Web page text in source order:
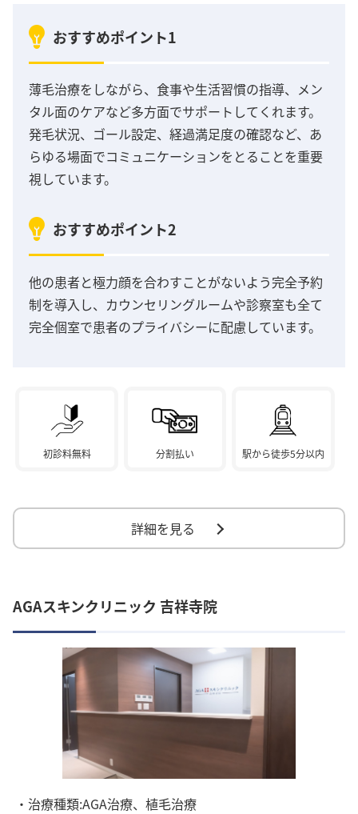
おすすめポイント1
薄毛治療をしながら、食事や生活習慣の指導、メン
タル面のケアなど多方面でサポートしてくれます。
発毛状況、ゴール設定、経過満足度の確認など、あ
らゆる場面でコミュニケーションをとることを重要
視しています。
おすすめポイント2
他の患者と極力顔を合わすことがないよう完全予約
制を導入し、カウンセリングルームや診察室も全て
完全個室で患者のプライバシーに配慮しています。
初診料無料 分割払い 駅から徒歩5分以内
詳細を見る
AGAスキンクリニック 吉祥寺院
・治療種類:AGA治療、植毛治療